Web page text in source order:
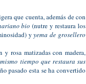
que cuenta, además de con
bio (nutre y restaura los
yyema de grosellero
y rosa matizadas con madera,
tiempo que restaura sus
pasado esta se ha convertido